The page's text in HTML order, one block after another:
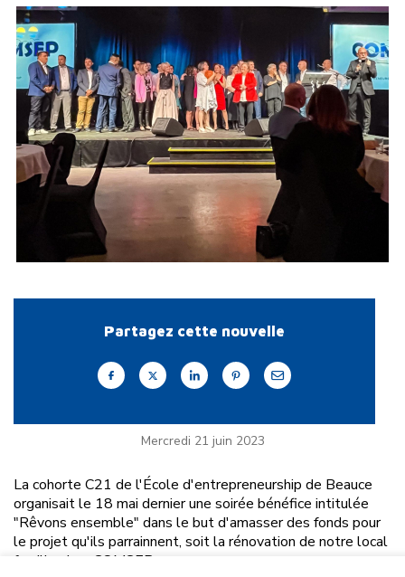
Partagez cette nouvelle
Mercredi 21 juin 2023
La cohorte C21 de l'École d'entrepreneurship de Beauce
organisait le 18 mai dernier une soirée bénéfice intitulée
"Rêvons ensemble" dans le but d'amasser des fonds pour
le projet qu'ils parrainnent, soit la rénovation de notre local
famille chez COMSEP.